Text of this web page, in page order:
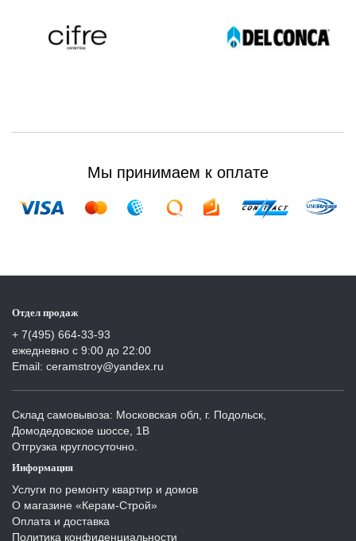
Мы принимаем к оплате
Отдел продаж
+ 7(495) 664-33-93
ежедневно с 9:00 до 22:00
Email: ceramstroy@yandex.ru
Склад самовывоза: Московская обл, г. Подольск,
Домодедовское шоссе, 1В
Отгрузка круглосуточно.
Информация
Услуги по ремонту квартир и домов
О магазине «Керам-Строй»
Оплата и доставка
Политика конфиденциальности